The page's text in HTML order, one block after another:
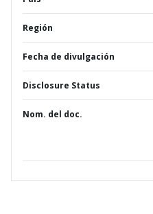
Región
Fecha de divulgación
Disclosure Status
Nom. del doc.